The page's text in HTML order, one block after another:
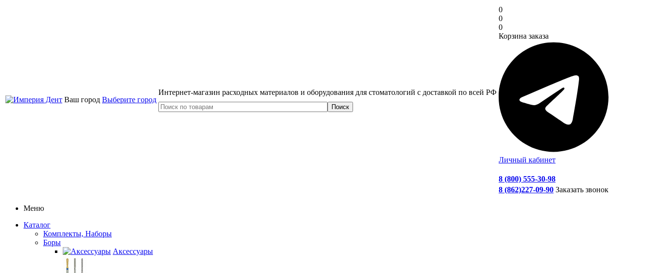
Ваш город Выберите город
Интернет-магазин расходных материалов и оборудования для стоматологий с доставкой по всей РФ
0
0
0
Корзина заказа
Личный кабинет
8 (800) 555-30-98
8 (862)227-09-90 Заказать звонок
Меню
Каталог
Комплекты, Наборы
Боры
Аксессуары